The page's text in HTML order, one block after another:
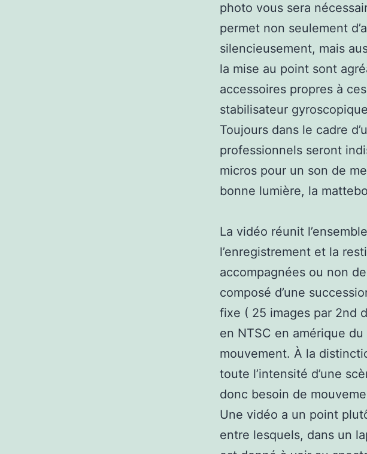
photo vous sera
permet non seulement
silencieusement, mais
la mise au point sont
accessoires propres à
stabilisateur
Toujours dans le cadre
professionnels seront
micros pour un son de
bonne lumière, la
La vidéo réunit
l’enregistrement et la
accompagnées ou non
composé d’une
fixe ( 25 images par 2nd
en NTSC en amérique
mouvement. À la
toute l’intensité d’une
donc besoin de
Une vidéo a un point
entre lesquels, dans un